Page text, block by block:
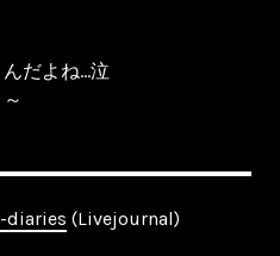
だよね…泣
diaries (Livejournal)